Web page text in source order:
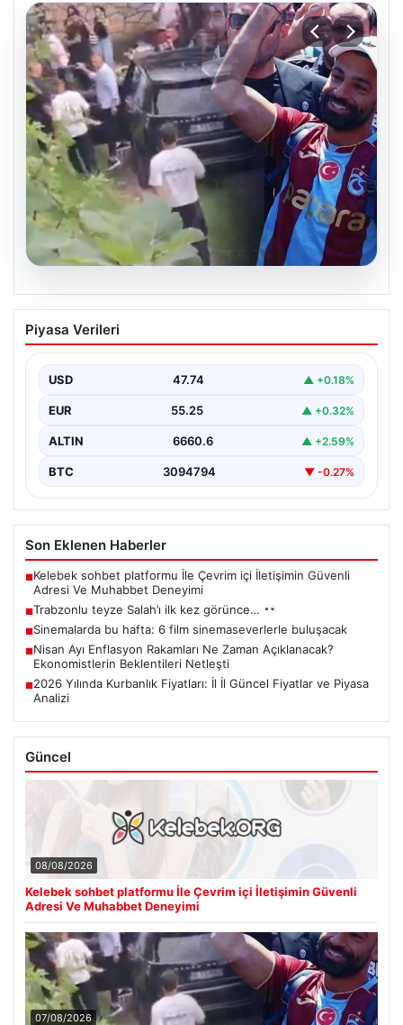
07.08.2026
Trabzonlu teyze Salah’ı ilk kez
görünce…
Anlar Kameralarda”, “content”: “ Trabzon’un sıcak…
Piyasa Verileri
USD 47.74 ▲ +0.18%
EUR 55.25 ▲ +0.32%
ALTIN 6660.6 ▲ +2.59%
BTC 3094794 ▼ -0.27%
Son Eklenen Haberler
■Kelebek sohbet platformu İle Çevrim içi İletişimin Güvenli
Adresi Ve Muhabbet Deneyimi
■Trabzonlu teyze Salah’ı ilk kez görünce…
■Sinemalarda bu hafta: 6 film sinemaseverlerle buluşacak
■Nisan Ayı Enflasyon Rakamları Ne Zaman Açıklanacak?
Ekonomistlerin Beklentileri Netleşti
■2026 Yılında Kurbanlık Fiyatları: İl İl Güncel Fiyatlar ve Piyasa
Analizi
Güncel
08/08/2026
Kelebek sohbet platformu İle Çevrim içi İletişimin Güvenli
Adresi Ve Muhabbet Deneyimi
07/08/2026